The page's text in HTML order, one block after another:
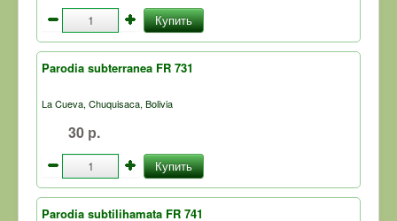
Купить
Parodia subterranea FR 731
La Cueva, Chuquisaca, Bolivia
30 р.
Купить
Parodia subtilihamata FR 741